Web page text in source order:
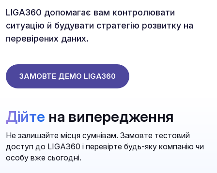
LIGA360 допомагає вам контролювати
ситуацію й будувати стратегію розвитку на
перевірених даних.
ЗАМОВТЕ ДЕМО LIGA360
Дійте на випередження
Не залишайте місця сумнівам. Замовте тестовий
доступ до LIGA360 і перевірте будь-яку компанію чи
особу вже сьогодні.